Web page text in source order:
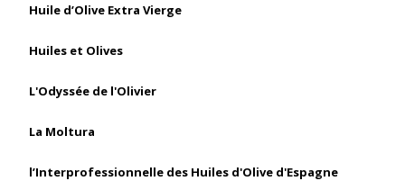
Huile d’Olive Extra Vierge
Huiles et Olives
L'Odyssée de l'Olivier
La Moltura
l’Interprofessionnelle des Huiles d'Olive d'Espagne